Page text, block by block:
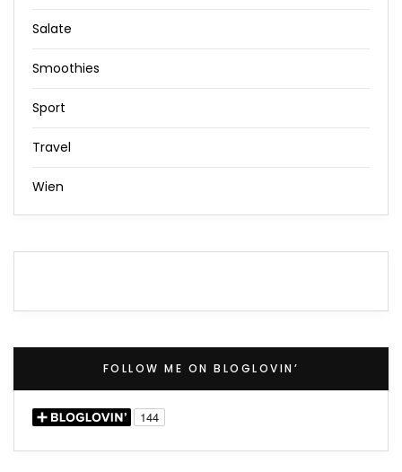
Salate
Smoothies
Sport
Travel
Wien
FOLLOW ME ON BLOGLOVIN’